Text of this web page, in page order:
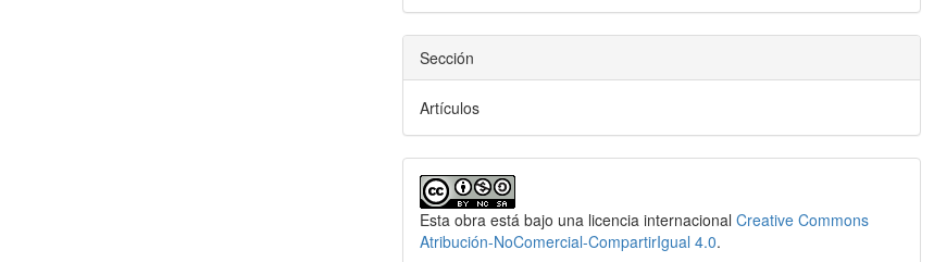
Sección
Artículos
Esta obra está bajo una licencia internacionalCreative Commons
Atribución-NoComercial-CompartirIgual 4.0.